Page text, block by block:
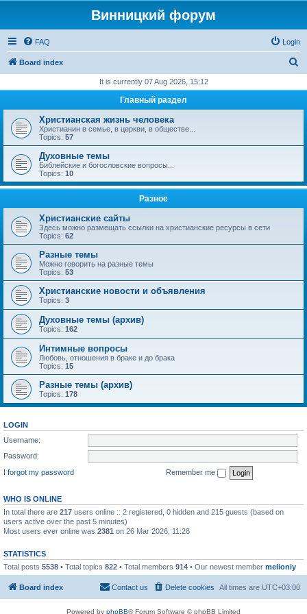
Винницкий форум
FAQ Login
Board index
r
h
It is currently 07 Aug 2026, 15:12
Главный раздел
Христианская жизнь человека
Христианин в семье, в церкви, в обществе...
Topics: 57
Духовные темы
Библейские и богословские вопросы...
Topics: 10
Разное
Христианские сайты
Здесь можно размещать ссылки на христианские ресурсы в сети
Topics: 62
Разные темы
Можно говорить на разные темы
Topics: 53
Христианские новости и объявления
Topics: 3
Духовные темы (архив)
Topics: 162
Интимные вопросы
Любовь, отношения в браке и до брака
Topics: 15
Разные темы (архив)
Topics: 178
LOGIN
Username:
Password:
I forgot my password
Remember me
WHO IS ONLINE
In total there are 217 users online :: 2 registered, 0 hidden and 215 guests (based on
users active over the past 5 minutes)
Most users ever online was 2381 on 26 Mar 2026, 11:28
STATISTICS
Total posts 5538 • Total topics 822 • Total members 914 • Our newest member melioniy
Board index All times are UTC+03:00
Delete cookies
Contact us
Powered by phpBB® Forum Software © phpBB Limited